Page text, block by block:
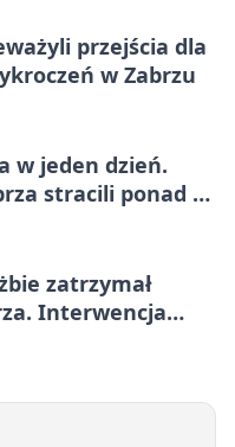
przejścia dla
w Zabrzu
w jeden dzień.
stracili ponad 6
zatrzymał
Interwencja